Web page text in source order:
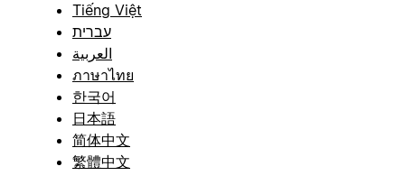
Tiếng Việt
עברית
العربية
ภาษาไทย
한국어
日本語
简体中文
繁體中文